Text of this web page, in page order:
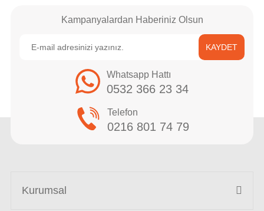
Kampanyalardan Haberiniz Olsun
KAYDET
Whatsapp Hattı
0532 366 23 34
Telefon
0216 801 74 79
Kurumsal